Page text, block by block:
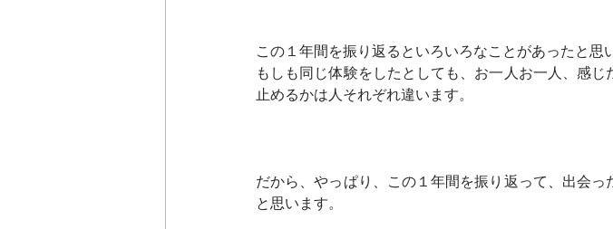
この１年間を振り返るといろいろなことがあったと思
もしも同じ体験をしたとしても、お一人お一人、感
止めるかは人それぞれ違います。
だから、やっぱり、この１年間を振り返って、出会
と思います。